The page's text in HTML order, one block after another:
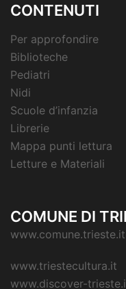
CONTENUTI
Per approfondire
Biblioteche
Pediatri
Nidi
Scuole d’infanzia
Librerie
Mappa punti lettura
Letture e Materiali
COMUNE DI
www.comune.trieste.it
www.triestecultura.it
www.discover-